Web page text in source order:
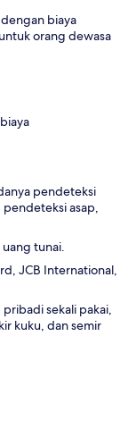
biaya
orang dewasa
pendeteksi
asap,
tunai.
JCB International,
sekali pakai,
kuku, dan semir